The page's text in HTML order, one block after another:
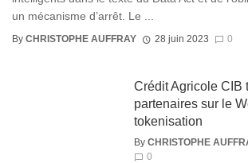
un mécanisme d’arrêt. Le ...
By CHRISTOPHE AUFFRAY 28 juin 2023 0
Crédit Agricole CIB
partenaires sur le
tokenisation
By CHRISTOPHE
0